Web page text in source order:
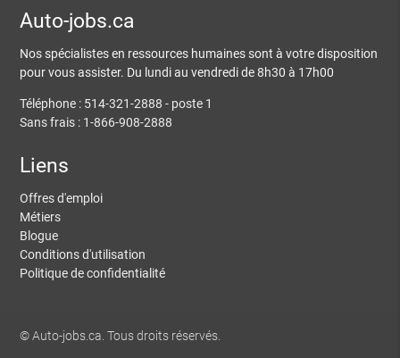
Auto-jobs.ca
Nos spécialistes en ressources humaines sont à votre disposition
pour vous assister. Du lundi au vendredi de 8h30 à 17h00
Téléphone : 514-321-2888 - poste 1
Sans frais : 1-866-908-2888
Liens
Offres d'emploi
Métiers
Blogue
Conditions d'utilisation
Politique de confidentialité
© Auto-jobs.ca. Tous droits réservés.